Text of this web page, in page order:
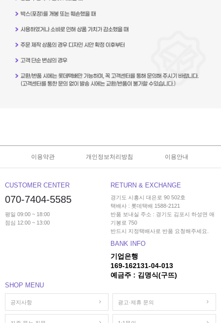
이용약관 개인정보처리방침 이용안내
CUSTOMER CENTER
070-7404-5585
평일 09:00 ~ 18:00
점심 12:00 ~ 13:00
RETURN & EXCHANGE
경기도 시흥시 대은로 90 502호
택배사 : 롯데택배 1588-2121
반품 보내실 주소 : 경기도 김포시 하성면 애
기봉로 750
반드시 지정택배사로 반품 요청해주세요.
BANK INFO
기업은행
169-162131-04-013
예금주 : 김명식(구뜨)
SHOP MENU
공지사항 광고·제휴 문의